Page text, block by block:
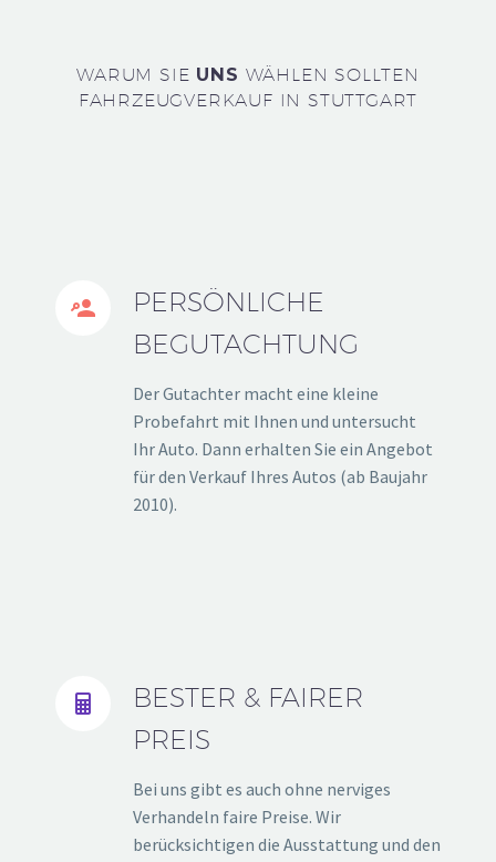
WARUM SIE UNS WÄHLEN SOLLTEN
FAHRZEUGVERKAUF IN STUTTGART


PERSÖNLICHE
BEGUTACHTUNG
Der Gutachter macht eine kleine
Probefahrt mit Ihnen und untersucht
Ihr Auto. Dann erhalten Sie ein Angebot
für den Verkauf Ihres Autos (ab Baujahr
2010).


BESTER & FAIRER
PREIS
Bei uns gibt es auch ohne nerviges
Verhandeln faire Preise. Wir
berücksichtigen die Ausstattung und den